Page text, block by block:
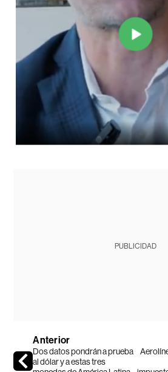
PUBLICIDAD
Anterior
Dos datos pondrán a prueba
al dólar y a estas tres